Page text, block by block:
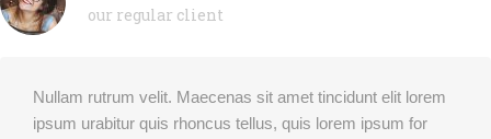
our regular client
Nullam rutrum velit. Maecenas sit amet tincidunt elit lorem
ipsum urabitur quis rhoncus tellus, quis lorem ipsum for